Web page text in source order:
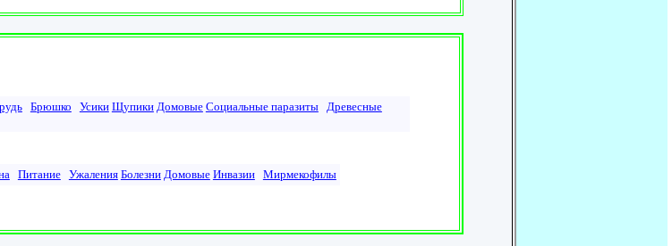
Брюшко Усики Щупики Домовые Социальные паразиты
Древесные
Питание Ужаления Болезни Домовые Инвазии Мирмекофилы